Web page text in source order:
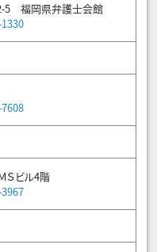
5 福岡県弁護士会館
ビル4階